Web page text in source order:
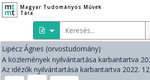
Magyar Tudományos Művek
Tára
Lipécz Ágnes (orvostudomány)
A közlemények nyilvántartása karbantartva
Az idézők nyilvántartása karbantartva 2022.